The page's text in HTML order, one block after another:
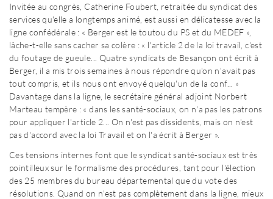
Invitée au congrès, Catherine Foubert, retraitée du syndicat des
services qu'elle a longtemps animé, est aussi en délicatesse avec la
ligne confédérale : « Berger est le toutou du PS et du MEDEF »,
lâche-t-elle sans cacher sa colère : « l'article 2 de la loi travail, c'est
du foutage de gueule... Quatre syndicats de Besançon ont écrit à
Berger, il a mis trois semaines à nous répondre qu'on n'avait pas
tout compris, et ils nous ont envoyé quelqu'un de la conf... »
Davantage dans la ligne, le secrétaire général adjoint Norbert
Marteau tempère : « dans les santé-sociaux, on n'a pas les patrons
pour appliquer l'article 2... On n'est pas dissidents, mais on n'est
pas d'accord avec la loi Travail et on l'a écrit à Berger ».
Ces tensions internes font que le syndicat santé-sociaux est très
pointilleux sur le formalisme des procédures, tant pour l'élection
des 25 membres du bureau départemental que du vote des
résolutions. Quand on n'est pas complètement dans la ligne, mieux